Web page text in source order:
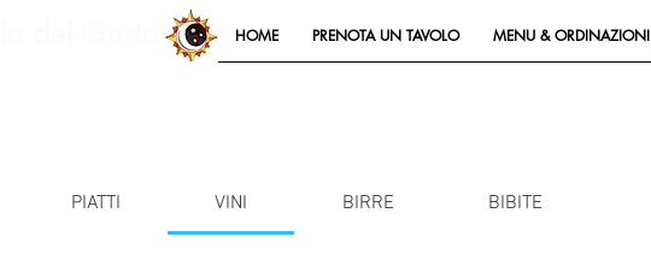
HOME PRENOTA UN TAVOLO MENU & ORDINAZIONI
PIATTI VINI BIRRE BIBITE